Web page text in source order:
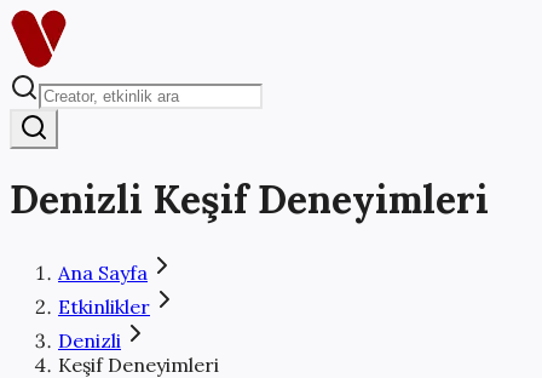
Denizli Keşif Deneyimleri
Ana Sayfa
Etkinlikler
Denizli
Keşif Deneyimleri